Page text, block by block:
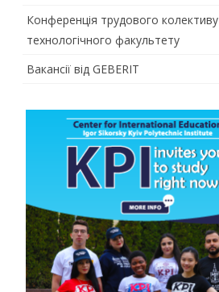
Конференція трудового колективу
технологічного факультету
Вакансії від GEBERIT